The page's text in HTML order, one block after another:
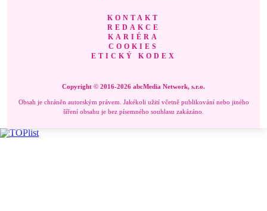
KONTAKT
REDAKCE
KARIÉRA
COOKIES
ETICKÝ KODEX
Copyright © 2016-2026 abcMedia Network, s.r.o.
Obsah je chráněn autorským právem. Jakékoli užití včetně publikování nebo jiného
šíření obsahu je bez písemného souhlasu zakázáno.